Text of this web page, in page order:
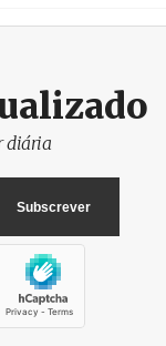
diária